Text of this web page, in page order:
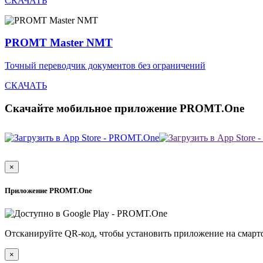
PROMT Master NMT
Точный переводчик документов без ограничений
СКАЧАТЬ
Скачайте мобильное приложение PROMT.One
×
Приложение PROMT.One
Отсканируйте QR-код, чтобы установить приложение на
×